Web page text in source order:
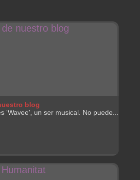
blog
'Wavee', un ser musical. No puede...